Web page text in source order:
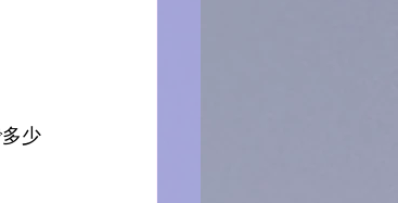
少